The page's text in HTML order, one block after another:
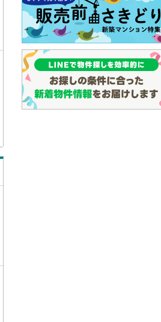
山形鉄道フラワー長井線 (0)
えちごトキめき鉄道妙高はねうまラ
イン(0)
しなの鉄道(0)
津軽鉄道(0)